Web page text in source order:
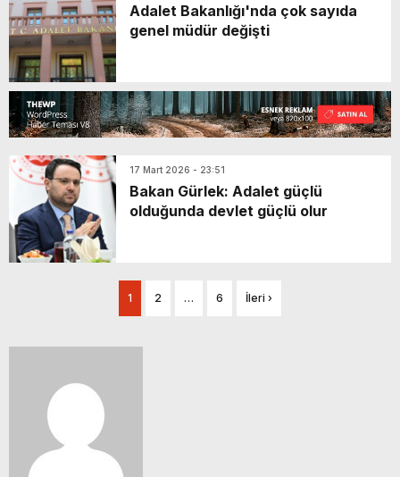
Adalet Bakanlığı'nda çok sayıda
genel müdür değişti
17 Mart 2026 - 23:51
Bakan Gürlek: Adalet güçlü
olduğunda devlet güçlü olur
1 2 … 6 İleri ›